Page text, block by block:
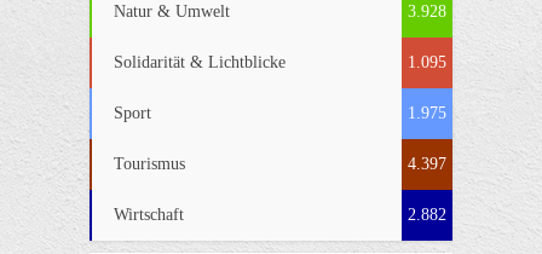
Natur & Umwelt 3.928
Solidarität & Lichtblicke 1.095
Sport 1.975
Tourismus 4.397
Wirtschaft 2.882